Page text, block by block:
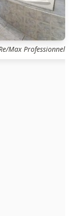
Max Professionnel